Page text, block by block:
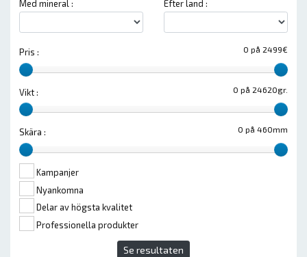
Med mineral : Efter land :
0 på 2499€
Pris :
0 på 24620gr.
Vikt :
0 på 460mm
Skära :
Kampanjer
Nyankomna
Delar av högsta kvalitet
Professionella produkter
Se resultaten